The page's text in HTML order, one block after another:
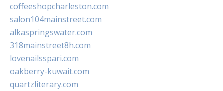
coffeeshopcharleston.com
salon104mainstreet.com
alkaspringswater.com
318mainstreet8h.com
lovenailsspari.com
oakberry-kuwait.com
quartzliterary.com